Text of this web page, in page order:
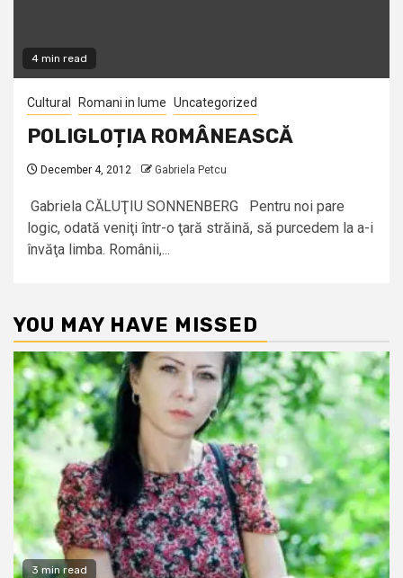
4 min read
Cultural Romani in lume Uncategorized
POLIGLOȚIA ROMÂNEASCĂ
December 4, 2012 Gabriela Petcu
Gabriela CĂLUŢIU SONNENBERG Pentru noi pare
logic, odată veniţi într-o ţară străină, să purcedem la a-i
învăţa limba. Românii,...
YOU MAY HAVE MISSED
3 min read